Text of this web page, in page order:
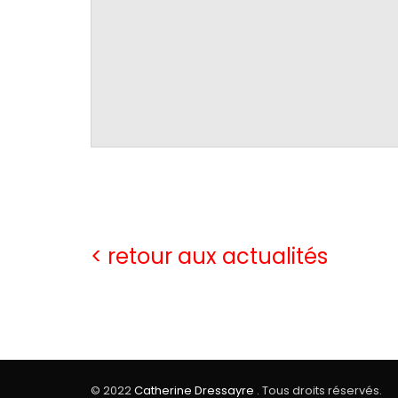
< retour aux actualités
© 2022Catherine Dressayre . Tous droits réservés.